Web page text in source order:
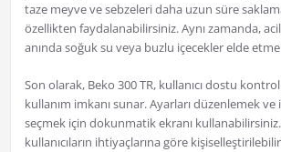
taze meyve ve sebzeleri daha uzun süre
özellikten faydalanabilirsiniz. Aynı zamanda,
anında soğuk su veya buzlu içecekler elde
Son olarak, Beko 300 TR, kullanıcı dostu
kullanım imkanı sunar. Ayarları düzenlemek
seçmek için dokunmatik ekranı
kullanıcıların ihtiyaçlarına göre